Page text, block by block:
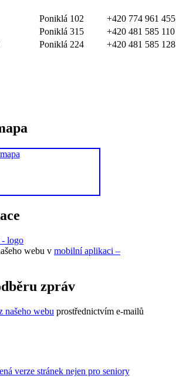
Poniklá 102
+420 774 961 455
Poniklá 315
+420 481 585 110
Poniklá 224 +420 481 585 128
webu v mobilní aplikaci –
zpráv
našeho webu prostřednictvím e-mailů
verze stránek nejen pro seniory